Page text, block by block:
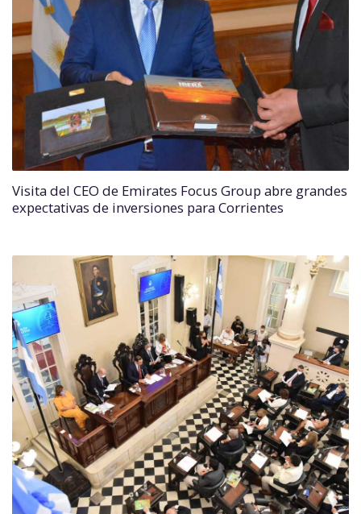
Visita del CEO de Emirates Focus Group abre grandes
expectativas de inversiones para Corrientes